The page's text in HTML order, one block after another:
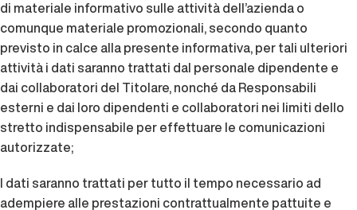
di materiale informativo sulle attività dell’azienda o
comunque materiale promozionali, secondo quanto
previsto in calce alla presente informativa, per tali ulteriori
attività i dati saranno trattati dal personale dipendente e
dai collaboratori del Titolare, nonché da Responsabili
esterni e dai loro dipendenti e collaboratori nei limiti dello
stretto indispensabile per effettuare le comunicazioni
autorizzate;
I dati saranno trattati per tutto il tempo necessario ad
adempiere alle prestazioni contrattualmente pattuite e